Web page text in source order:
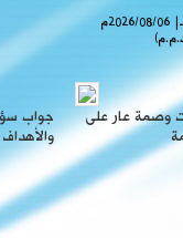
2026/08/06م
وصمة عار على
جواب